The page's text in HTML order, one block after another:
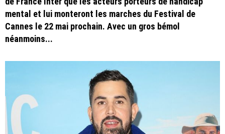
mental et lui monteront les marches du Festival de
Cannes le 22 mai prochain. Avec un gros bémol
néanmoins...